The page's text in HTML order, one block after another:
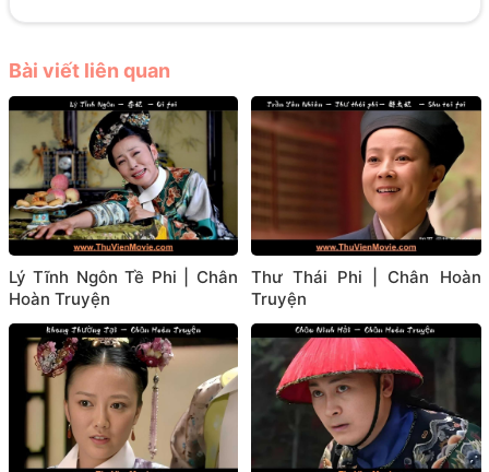
Bài viết liên quan
Lý Tĩnh Ngôn Tề Phi | Chân
Hoàn Truyện
Thư Thái Phi | Chân Hoàn
Truyện